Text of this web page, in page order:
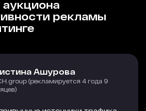
рекламы
Ашурова
(рекламируется 4 года 9